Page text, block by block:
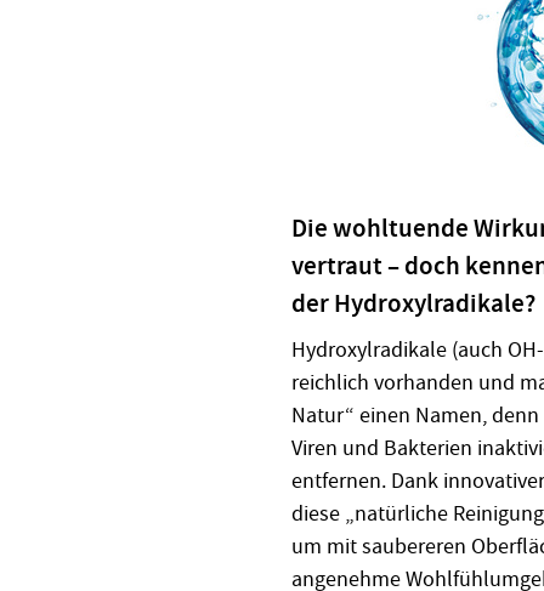
Die wohltuende
vertraut – doch
der Hydroxylradikale?
Hydroxylradikale (auch
reichlich vorhanden und
Natur“ einen Namen,
Viren und Bakterien
entfernen. Dank
diese „natürliche
um mit saubereren
angenehme